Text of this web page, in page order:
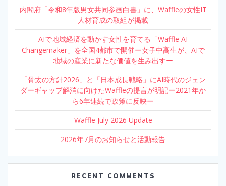
内閣府「令和8年版男女共同参画白書」に、Waffleの女性IT
人材育成の取組が掲載
AIで地域経済を動かす女性を育てる「Waffle AI
Changemaker」を全国4都市で開催ー女子中高生が、AIで
地域の産業に新たな価値を生み出すー
「骨太の方針2026」と「日本成長戦略」にAI時代のジェン
ダーギャップ解消に向けたWaffleの提言が明記ー2021年か
ら6年連続で政策に反映ー
Waffle July 2026 Update
2026年7月のお知らせと活動報告
RECENT COMMENTS